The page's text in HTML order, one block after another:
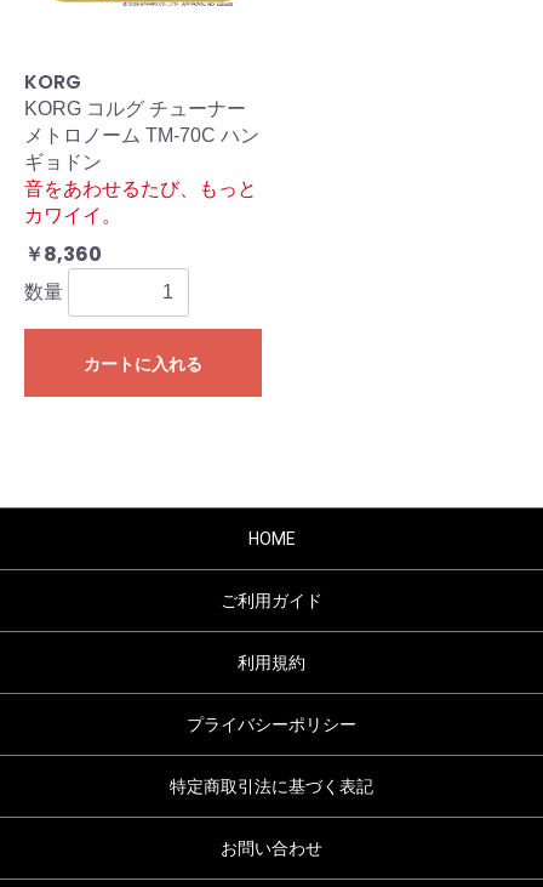
KORG
KORG コルグ チューナー
メトロノーム TM-70C ハン
ギョドン
音をあわせるたび、もっと
カワイイ。
￥8,360
数量
カートに入れる
HOME
ご利用ガイド
利用規約
プライバシーポリシー
特定商取引法に基づく表記
お問い合わせ